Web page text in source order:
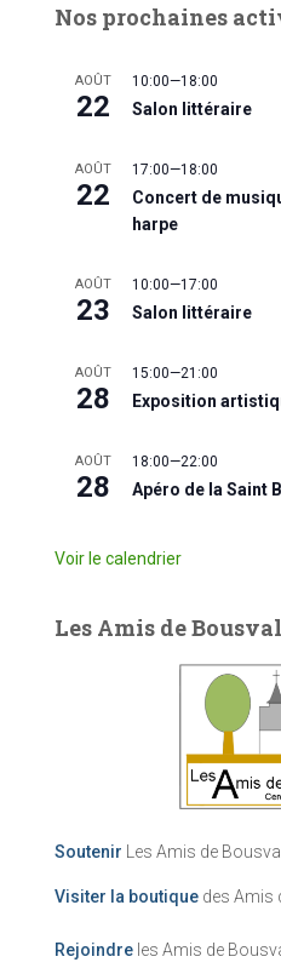
Nos prochaines
AOÛT
22
10:00—18:00
Salon littéraire
AOÛT
22
17:00—18:00
Concert de
harpe
AOÛT
23
10:00—17:00
Salon littéraire
AOÛT
28
15:00—21:00
Exposition
AOÛT
28
18:00—22:00
Apéro de la Saint
Voir le calendrier
Les Amis de
Soutenir Les Amis de Bousval
Visiter la boutique des Amis
Rejoindre les Amis de